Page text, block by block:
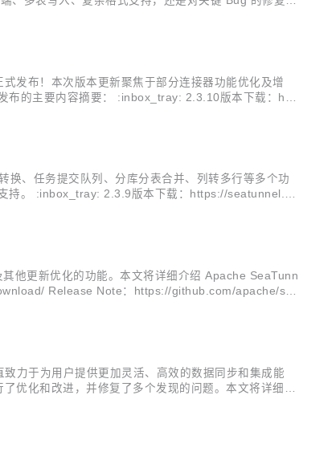
发布！本次版本更新聚焦于部分连接器功能优化及增
布的主要内容摘要： :inbox_tray: 2.3.10版本下载：htt
、任务提交队列、分库分表合并、列转多行等多个功
持。 :inbox_tray: 2.3.9版本下载：https://seatunnel.a
他更新优化的功能。本文将详细介绍 Apache SeaTunn
Release Note：https://github.com/apache/se
力于为用户提供更加灵活、高效的数据同步和集成能
优化和改进，并修复了多个发现的问题。本文将详细介